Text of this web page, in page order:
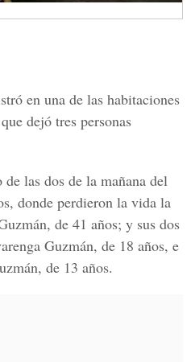
en una de las habitaciones
dejó tres personas
las dos de la mañana del
donde perdieron la vida la
de 41 años; y sus dos
Guzmán, de 18 años, e
de 13 años.